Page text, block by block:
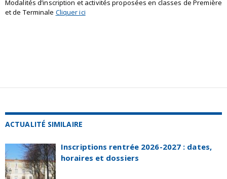
Modalités d’inscription et activités proposées en classes de Première
et de Terminale Cliquer ici
ACTUALITÉ SIMILAIRE
Inscriptions rentrée 2026-2027 : dates,
horaires et dossiers